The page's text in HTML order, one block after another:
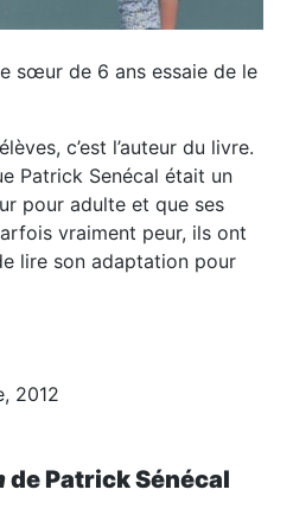
sœur de 6 ans essaie de le
c’est l’auteur du livre.
Patrick Senécal était un
pour adulte et que ses
vraiment peur, ils ont
lire son adaptation pour
2012
de Patrick Sénécal